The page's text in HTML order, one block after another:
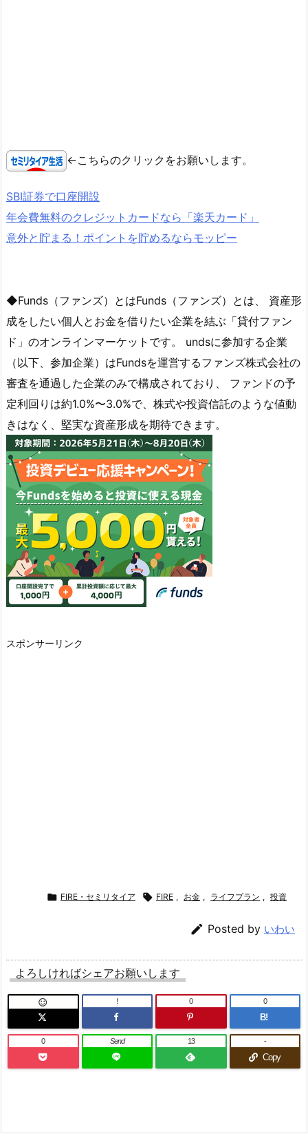
←こちらのクリックをお願いします。
SBI証券で口座開設
年会費無料のクレジットカードなら「楽天カード」
意外と貯まる！ポイントを貯めるならモッピー
◆Funds（ファンズ）とはFunds（ファンズ）とは、 資産形
成をしたい個人とお金を借りたい企業を結ぶ「貸付ファン
ド」のオンラインマーケットです。 undsに参加する企業
（以下、参加企業）はFundsを運営するファンズ株式会社の
審査を通過した企業のみで構成されており、 ファンドの予
定利回りは約1.0%〜3.0%で、株式や投資信託のような値動
きはなく、堅実な資産形成を期待できます。
スポンサーリンク
 FIRE・セミリタイア  FIRE , お金 , ライフプラン , 投資
 Posted by いわい
よろしければシェアお願いします
 ! 0
B!
0
0 Send 13
Copy
-